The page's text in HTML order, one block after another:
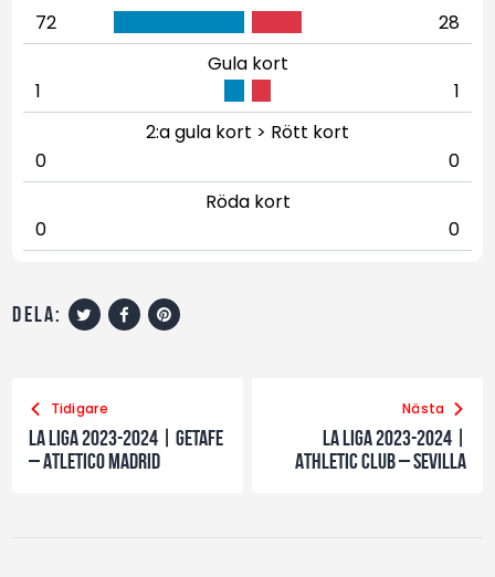
72
28
Gula kort
1
1
2:a gula kort > Rött kort
0
0
Röda kort
0
0
dela:
Tidigare
La Liga 2023-2024 | Getafe
– Atletico Madrid
Nästa
La Liga 2023-2024 |
Athletic Club – Sevilla